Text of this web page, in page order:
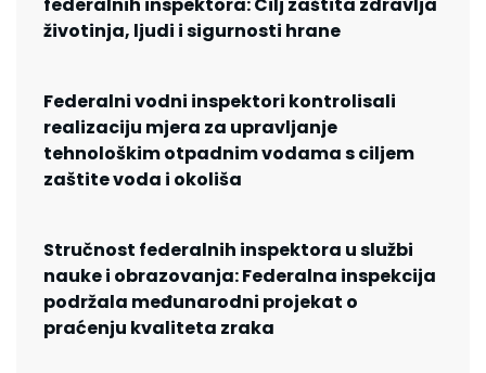
životinja, ljudi i sigurnosti hrane
Federalni vodni inspektori kontrolisali
realizaciju mjera za upravljanje
tehnološkim otpadnim vodama s ciljem
zaštite voda i okoliša
Stručnost federalnih inspektora u službi
nauke i obrazovanja: Federalna inspekcija
podržala međunarodni projekat o
praćenju kvaliteta zraka